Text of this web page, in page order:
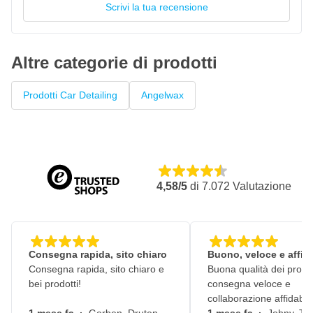
Scrivi la tua recensione
Altre categorie di prodotti
Prodotti Car Detailing Angelwax
4,58/5 di 7.072 Valutazione
Consegna rapida, sito chiaro
Consegna rapida, sito chiaro e
bei prodotti!
Buono, veloce e
Buona qualità dei
consegna veloce e
collaborazione